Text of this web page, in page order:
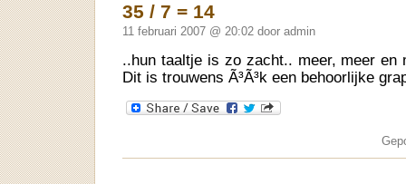
35 / 7 = 14
11 februari 2007 @ 20:02 door admin
..hun taaltje is zo zacht.. meer, meer en
Dit is trouwens Ã³Ã³k een behoorlijke